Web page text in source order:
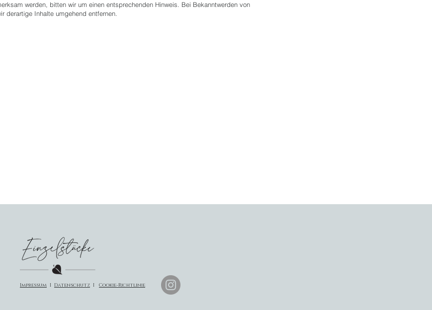
werden, bitten wir um einen entsprechenden Hinweis. Bei Bekanntwerden von
derartige Inhalte umgehend entfernen.
Impressum I Datenschutz I Cookie-Richtlinie